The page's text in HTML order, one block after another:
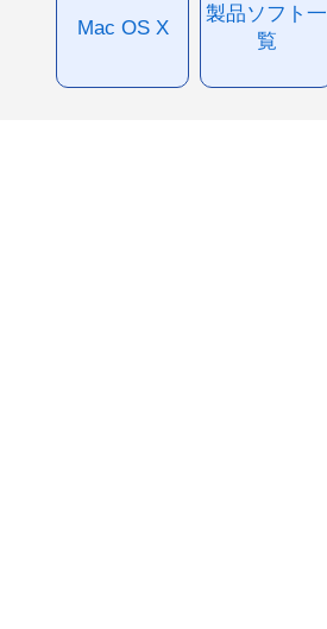
Mac OS X
製品ソフト一
覧